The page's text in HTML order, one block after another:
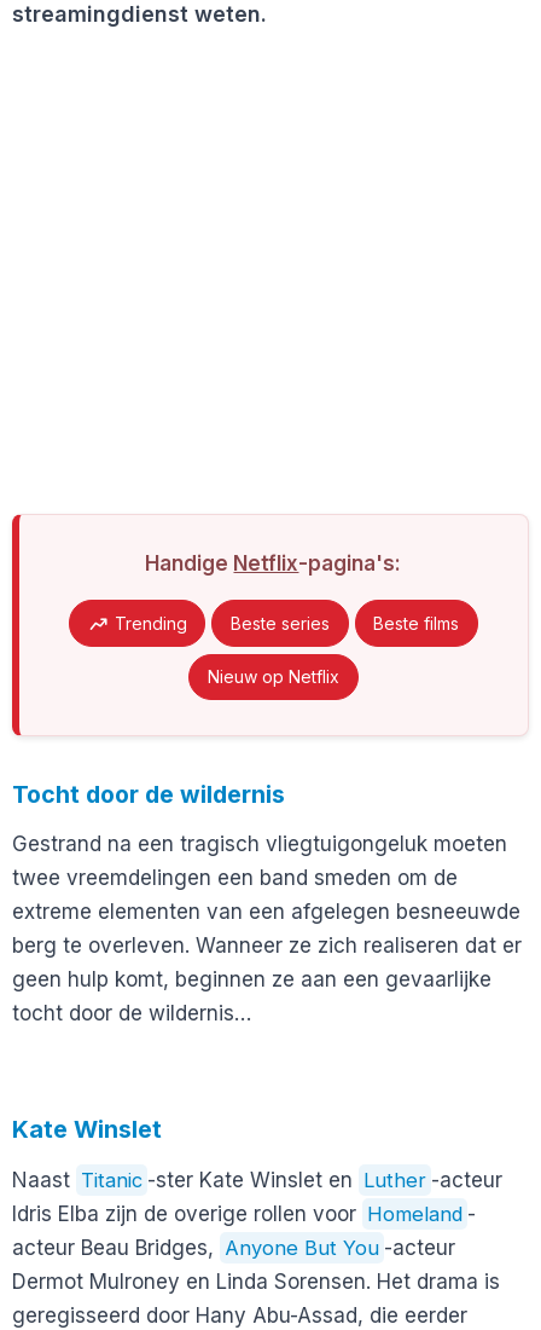
streamingdienst weten.
Handige Netflix-pagina's:
Trending Beste series Beste films
Nieuw op Netflix
Tocht door de wildernis
Gestrand na een tragisch vliegtuigongeluk moeten
twee vreemdelingen een band smeden om de
extreme elementen van een afgelegen besneeuwde
berg te overleven. Wanneer ze zich realiseren dat er
geen hulp komt, beginnen ze aan een gevaarlijke
tocht door de wildernis…
Kate Winslet
Naast Titanic -ster Kate Winslet en Luther -acteur
Idris Elba zijn de overige rollen voor Homeland -
acteur Beau Bridges, Anyone But You -acteur
Dermot Mulroney en Linda Sorensen. Het drama is
geregisseerd door Hany Abu-Assad, die eerder